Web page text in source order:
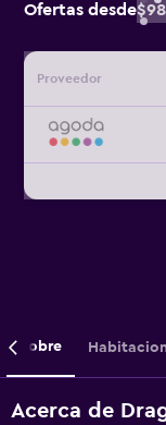
Ofertas desde$98
Proveedor
Sobre
Acerca de